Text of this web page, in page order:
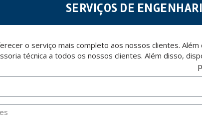
SERVIÇOS DE
o serviço mais completo aos nossos clientes.
técnica a todos os nossos clientes. Além disso,